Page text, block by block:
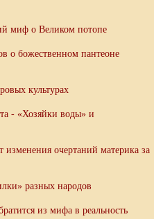
миф о Великом потопе
о божественном пантеоне
культурах
- «Хозяйки воды» и
изменения очертаний материка за
разных народов
из мифа в реальность